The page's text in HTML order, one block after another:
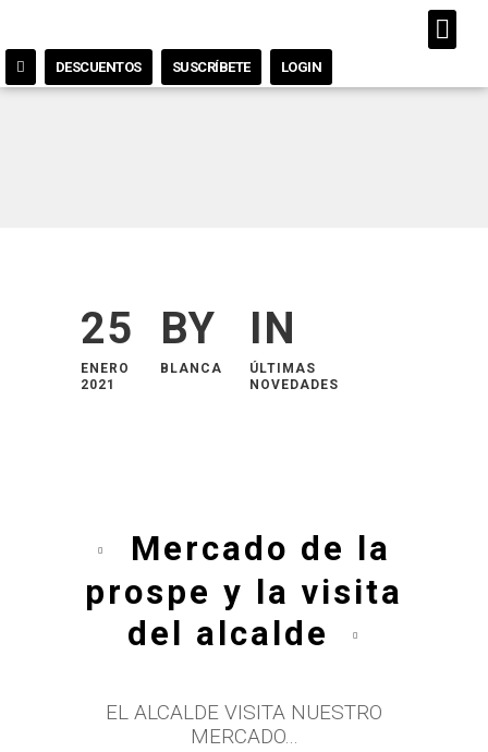
DESCUENTOS SUSCRÍBETE LOGIN
25
ENERO
2021
BY
BLANCA
IN
ÚLTIMAS
NOVEDADES
Mercado de la
prospe y la visita
del alcalde
EL ALCALDE VISITA NUESTRO
MERCADO...